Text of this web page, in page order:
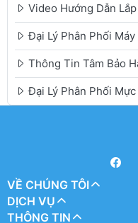
Video Hướng Dẫn
Đại Lý Phân Phối
Thông Tin Tâm Bảo
Đại Lý Phân Phối
VỀ CHÚNG TÔI
DỊCH VỤ
THÔNG TIN